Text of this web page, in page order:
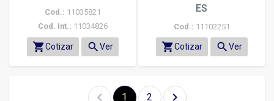
Cod.: 11035821
Cod. Int.: 11034826
shopping_cartCotizar search Ver
ES
Cod.: 11102251
shopping_cartCotizar search Ver
chevron_left 1 2 chevron_right